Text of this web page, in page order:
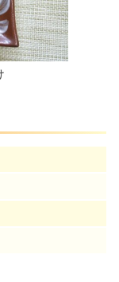
・クラス
される方へ